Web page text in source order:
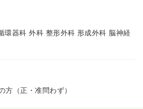
環器科 外科 整形外科 形成外科 脳神経
（正・准問わず）